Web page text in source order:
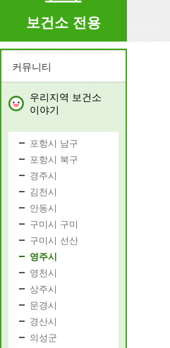
보건소 전용
커뮤니티
우리지역 보건소
이야기
포항시 남구
포항시 북구
경주시
김천시
안동시
구미시 구미
구미시 선산
영주시
영천시
상주시
문경시
경산시
의성군